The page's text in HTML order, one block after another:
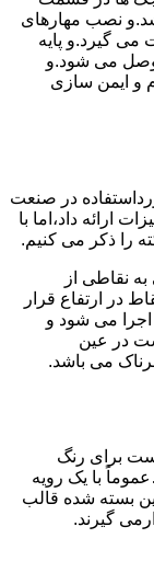
نصب مهارهای
گیرد.و پایه
وصل می شود.و
و ایمن سازی
در صنعت
ارائه داد،اما با
را ذکر می کنیم.
نقاطی از
در ارتفاع قرار
می شود و
در عین
می باشد.
برای رنگ
با یک رویه
بسته شده قالب
گیرند.